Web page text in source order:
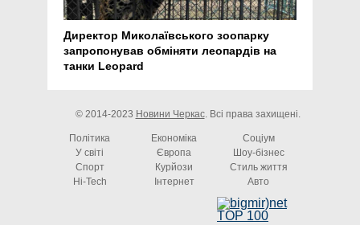
Директор Миколаївського зоопарку
запропонував обміняти леопардів на
танки Leopard
© 2014-2023 Новини Черкас. Всі права захищені.
Політика Економіка
Соціум
У світі
Європа
Шоу-бізнес
Спорт
Курйози
Стиль життя
Hi-Tech
Інтернет Авто